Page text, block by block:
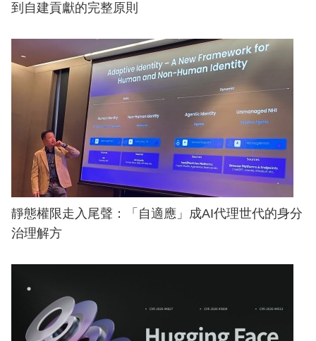
到自建貢獻的完整原則
靜態權限走入尾聲：「自適應」成AI代理世代的身分
治理解方